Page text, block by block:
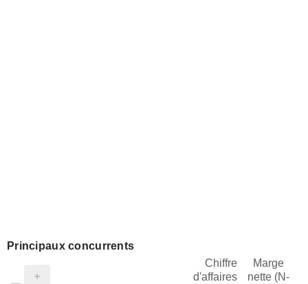
Principaux concurrents
Chiffre
d'affaires
Marge
nette (N-